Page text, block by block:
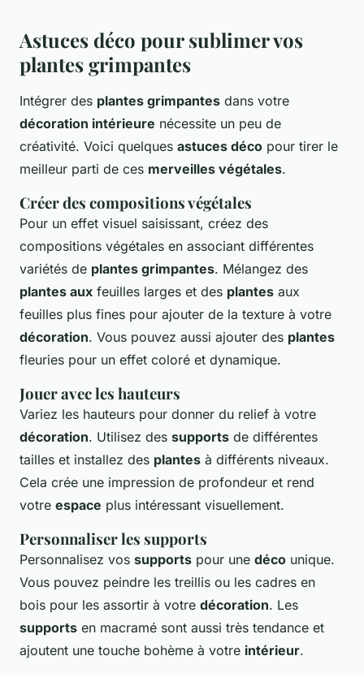
Astuces déco pour sublimer vos
plantes grimpantes
Intégrer des plantes grimpantes dans votre
décoration intérieure nécessite un peu de
créativité. Voici quelques astuces déco pour tirer le
meilleur parti de ces merveilles végétales.
Créer des compositions végétales
Pour un effet visuel saisissant, créez des
compositions végétales en associant différentes
variétés de plantes grimpantes. Mélangez des
plantes aux feuilles larges et des plantes aux
feuilles plus fines pour ajouter de la texture à votre
décoration. Vous pouvez aussi ajouter des plantes
fleuries pour un effet coloré et dynamique.
Jouer avec les hauteurs
Variez les hauteurs pour donner du relief à votre
décoration. Utilisez des supports de différentes
tailles et installez des plantes à différents niveaux.
Cela crée une impression de profondeur et rend
votre espace plus intéressant visuellement.
Personnaliser les supports
Personnalisez vos supports pour une déco unique.
Vous pouvez peindre les treillis ou les cadres en
bois pour les assortir à votre décoration. Les
supports en macramé sont aussi très tendance et
ajoutent une touche bohème à votre intérieur.